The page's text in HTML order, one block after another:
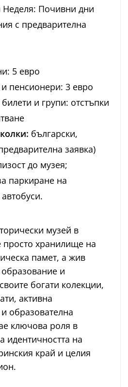
Неделя: Почивни дни
с предварителна
5 евро
пенсионери: 3 евро
и групи: отстъпки
български,
заявка)
до музея;
паркиране на
музей в
просто хранилище на
памет, а жив
и
богати колекции,
активна
образователна
ключова роля в
идентичността на
край и целия